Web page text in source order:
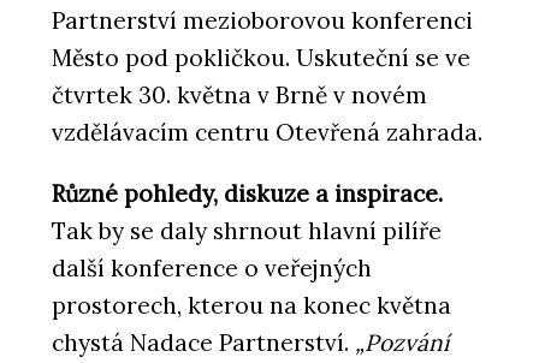
Partnerství mezioborovou konferenci
Město pod pokličkou. Uskuteční se ve
čtvrtek 30. května v Brně v novém
vzdělávacím centru Otevřená zahrada.
Různé pohledy, diskuze a inspirace.
Tak by se daly shrnout hlavní pilíře
další konference o veřejných
prostorech, kterou na konec května
chystá Nadace Partnerství. „Pozvání